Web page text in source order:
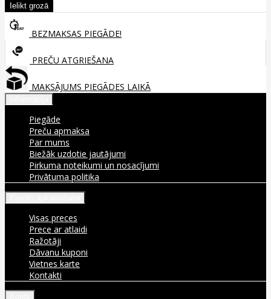
BEZMAKSAS PIEGĀDE!
PREČU ATGRIEŠANA
MAKSĀJUMS PIEGĀDES LAIKĀ
Piegāde
Preču apmaksa
Par mums
Biežāk uzdotie jautājumi
Pirkuma noteikumi un nosacījumi
Privātuma politika
Visas preces
Prece ar atlaidi
Ražotāji
Dāvanu kuponi
Vietnes karte
Kontakti